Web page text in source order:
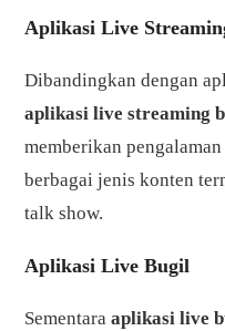
Aplikasi Live
Dibandingkan dengan
aplikasi live streaming
memberikan
berbagai jenis konten
talk show.
Aplikasi Live Bugil
Sementaraaplikasi live